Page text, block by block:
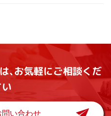
､お気軽にご相談くだ
問い合わせ